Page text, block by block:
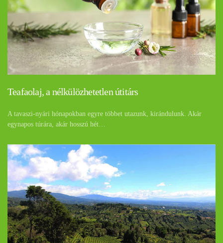
Teafaolaj, a nélkülözhetetlen útitárs
A tavaszi-nyári hónapokban egyre többet utazunk, kirándulunk. Akár
egynapos túrára, akár hosszú hét…